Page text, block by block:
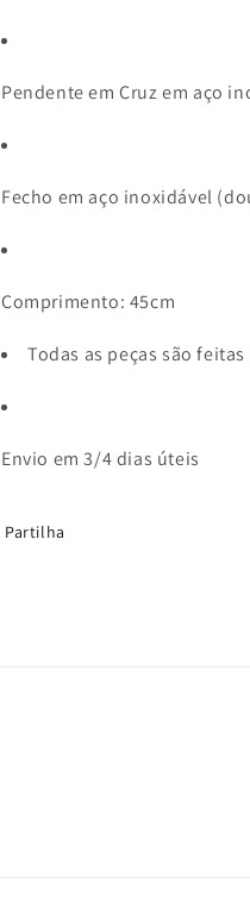
Pendente em Cruz em aço
Fecho em aço inoxidável
Comprimento: 45cm
Todas as peças são
Envio em 3/4 dias úteis
Partilha